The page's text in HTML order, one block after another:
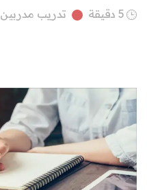
5 دقيقة
تدريب مدربين